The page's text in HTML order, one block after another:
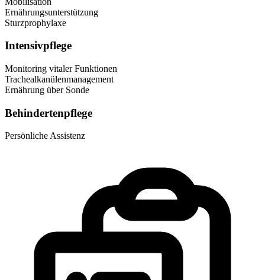
Ernährungsunterstützung
Sturzprophylaxe
Intensivpflege
Monitoring vitaler Funktionen
Trachealkanülenmanagement
Ernährung über Sonde
Behindertenpflege
Persönliche Assistenz